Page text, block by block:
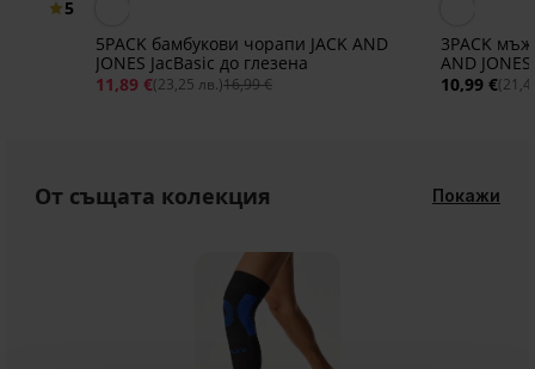
5
5PACK бамбукови чорапи JACK AND
JONES JacBasic до глезена
11,89 €(23,25 лв.)16,99 €
3PACK
AND
10,99 €
От същата колекция Покажи